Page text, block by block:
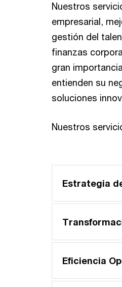
Nuestros
empresarial,
gestión del
finanzas
gran
entienden su
soluciones
Nuestros
Estrategia
Eficiencia